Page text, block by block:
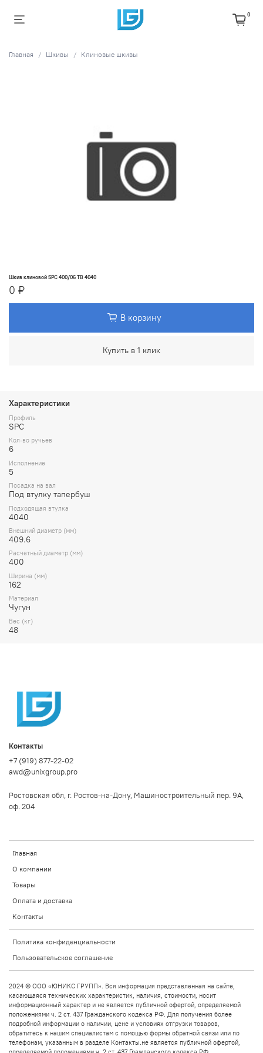
0
Главная Шкивы Клиновые шкивы
Шкив клиновой SPC 400/06 TB 4040
0 ₽
В корзину
Купить в 1 клик
Характеристики
Профиль
SPC
Кол-во ручьев
6
Исполнение
5
Посадка на вал
Под втулку тапербуш
Подходящая втулка
4040
Внешний диаметр (мм)
409.6
Расчетный диаметр (мм)
400
Ширина (мм)
162
Материал
Чугун
Вес (кг)
48
Главная
О компании
Товары
Оплата и доставка
Контакты
Политика конфиденциальности
Пользовательское соглашение
Контакты
+7 (919) 877-22-02
awd@unixgroup.pro
Ростовская обл, г. Ростов-на-Дону, Машиностроительный пер. 9А,
оф. 204
2024 © ООО «ЮНИКС ГРУПП». Вся информация представленная на сайте,
касающаяся технических характеристик, наличия, стоимости, носит
информационный характер и не является публичной офертой, определяемой
положениями ч. 2 ст. 437 Гражданского кодекса РФ. Для получения более
подробной информации о наличии, цене и условиях отгрузки товаров,
обратитесь к нашим специалистам с помощью формы обратной связи или по
телефонам, указанным в разделе Контакты.не является публичной офертой,